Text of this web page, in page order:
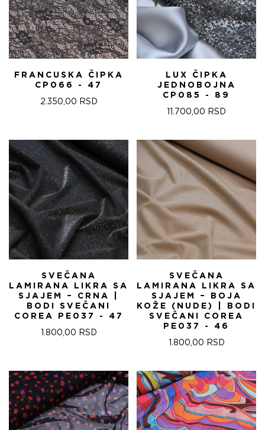
FRANCUSKA ČIPKA
CP066 - 47
2.350,00 RSD
LUX ČIPKA
JEDNOBOJNA
CP085 - 89
11.700,00 RSD
SVEČANA
LAMIRANA LIKRA SA
SJAJEM – CRNA |
BODI SVEČANI
COREA PE037 - 47
1.800,00 RSD
SVEČANA
LAMIRANA LIKRA SA
SJAJEM – BOJA
KOŽE (NUDE) | BODI
SVEČANI COREA
PE037 - 46
1.800,00 RSD